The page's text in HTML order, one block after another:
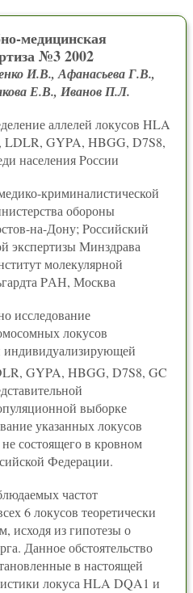
медицинская
№3 2002
И.В., Афанасьева Г.В.,
Е.В., Иванов П.Л.
аллелей локусов HLA
LDLR, GYPA, HBGG, D7S8,
населения Pоссии
криминалистической
обороны
на-Дону; Pоссийский
экспертизы Минздрава
молекулярной
PАН, Москва
исследование
локусов
индивидуализирующей
GYPA, HBGG, D7S8, GC
выборке
указанных локусов
состоящего в кровном
Федерации.
частот
6 локусов теоретически
исходя из гипотезы о
Данное обстоятельство
в настоящей
локуса HLA DQA1 и